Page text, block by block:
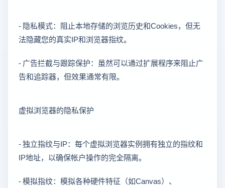
- 隐私模式：阻止本地存储的浏览历史和Cookies，但无
法隐藏您的真实IP和浏览器指纹。
- 广告拦截与跟踪保护：虽然可以通过扩展程序来阻止广
告和追踪器，但效果通常有限。
虚拟浏览器的隐私保护
- 独立指纹与IP：每个虚拟浏览器实例拥有独立的指纹和
IP地址，以确保帐户操作的完全隔离。
- 模拟指纹：模拟各种硬件特征（如Canvas）、